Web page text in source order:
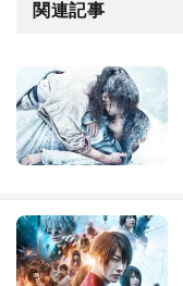
関連記事